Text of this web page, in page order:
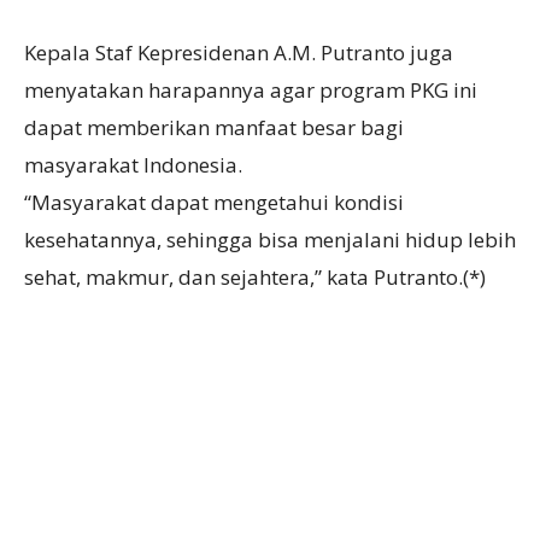
Kepala Staf Kepresidenan A.M. Putranto juga
menyatakan harapannya agar program PKG ini
dapat memberikan manfaat besar bagi
masyarakat Indonesia.
“Masyarakat dapat mengetahui kondisi
kesehatannya, sehingga bisa menjalani hidup lebih
sehat, makmur, dan sejahtera,” kata Putranto.(*)